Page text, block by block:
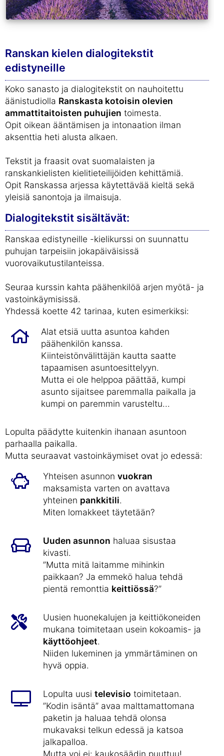
Ranskan kielen dialogitekstit
edistyneille
Koko sanasto ja dialogitekstit on nauhoitettu
äänistudiolla Ranskasta kotoisin olevien
ammattitaitoisten puhujien toimesta.
Opit oikean ääntämisen ja intonaation ilman
aksenttia heti alusta alkaen.
Tekstit ja fraasit ovat suomalaisten ja
ranskankielisten kielitieteilijöiden kehittämiä.
Opit Ranskassa arjessa käytettävää kieltä sekä
yleisiä sanontoja ja ilmaisuja.
Dialogitekstit sisältävät:
Ranskaa edistyneille -kielikurssi on suunnattu
puhujan tarpeisiin jokapäiväisissä
vuorovaikutustilanteissa.
Seuraa kurssin kahta päähenkilöä arjen myötä- ja
vastoinkäymisissä.
Yhdessä koette 42 tarinaa, kuten esimerkiksi:
Alat etsiä uutta asuntoa kahden
päähenkilön kanssa.
Kiinteistönvälittäjän kautta saatte
tapaamisen asuntoesittelyyn.
Mutta ei ole helppoa päättää, kumpi
asunto sijaitsee paremmalla paikalla ja
kumpi on paremmin varusteltu...
Lopulta päädytte kuitenkin ihanaan asuntoon
parhaalla paikalla.
Mutta seuraavat vastoinkäymiset ovat jo edessä:
Yhteisen asunnon vuokran
maksamista varten on avattava
yhteinen pankkitili.
Miten lomakkeet täytetään?
Uuden asunnon haluaa sisustaa
kivasti.
”Mutta mitä laitamme mihinkin
paikkaan? Ja emmekö halua tehdä
pientä remonttia keittiössä?”
Uusien huonekalujen ja keittiökoneiden
mukana toimitetaan usein kokoamis- ja
käyttöohjeet.
Niiden lukeminen ja ymmärtäminen on
hyvä oppia.
Lopulta uusi televisio toimitetaan.
”Kodin isäntä” avaa malttamattomana
paketin ja haluaa tehdä olonsa
mukavaksi telkun edessä ja katsoa
jalkapalloa.
Mutta voi ei: kaukosäädin puuttuu!